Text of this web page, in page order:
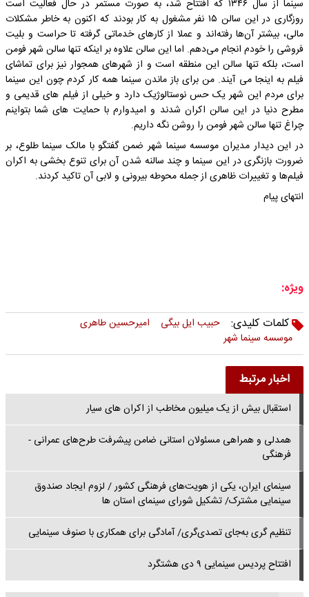
سینما از سال ۱۳۴۶ که افتتاح شد، به صورت مستمر در حال فعالیت است
روزگاری در این سالن ۱۵ نفر مشغول به کار بودند که اکنون به خاطر مشکلات
مالی، بیشتر آن‌ها رفته‌اند و عملا از کارهای خدماتی گرفته تا حراست و بلیت
فروشی را خودم انجام می‌دهم. اما این سالن علاوه بر اینکه تنها سالن شهر فومن
است، بلکه تنها سالن این منطقه است و از شهرهای همجوار نیز برای تماشای
فیلم به اینجا می آیند. من برای باز ماندن سینما همه کار کردم چون این سینما
برای مردم این شهر یک حس نوستالوژیک دارد و خیلی از فیلم های قدیمی و
مطرح دنیا در این سالن اکران شدند و امیدوارم با حمایت های شما بتواینم
چراغ تنها سالن شهر فومن را روشن نگه داریم.
در این دیدار مدیران موسسه سینما شهر ضمن گفتگو با مالک سینما طلوع، بر
ضرورت بازنگری در این سینما و چند سالنه شدن آن برای تنوع بخشی به اکران
فیلم‌ها و تغییرات ظاهری از جمله محوطه بیرونی و لابی آن تاکید کردند.
انتهای پیام
ویژه:
کلمات کلیدی:
حبیب ایل بیگی
امیرحسین طاهری
موسسه سینما شهر
اخبار مرتبط
استقبال بیش از یک میلیون مخاطب از اکران های سیار
همدلی و همراهی مسئولان استانی ضامن پیشرفت طرح‌های عمرانی -
فرهنگی
سینمای ایران، یکی از هویت‌های فرهنگی کشور / لزوم ایجاد صندوق
سینمایی مشترک/ تشکیل شورای سینمای استان ها
تنظیم گری به‌جای تصدی‌گری/ آمادگی برای همکاری با صنوف سینمایی
افتتاح پردیس سینمایی ۹ دی هشتگرد